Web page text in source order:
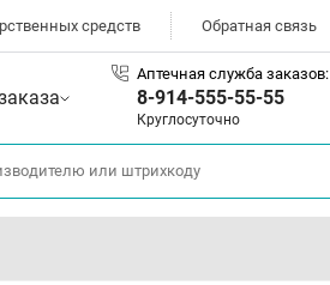
средств Обратная связь
Аптечная служба заказов:
8-914-555-55-55
Круглосуточно